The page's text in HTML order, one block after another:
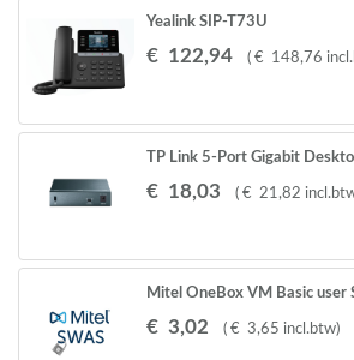
Yealink SIP-T73U
€ 122,94 ( € 148,76
TP Link 5-Port Gigabit
€ 18,03 ( € 21,82
Mitel OneBox VM Basic user
€ 3,02 ( € 3,65 incl.btw)